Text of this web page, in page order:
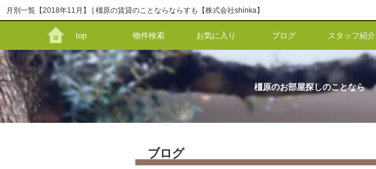
月別一覧【2018年11月】 | 橿原の賃貸のことならならすも【株式会社shinka】
top 物件検索 お気に入り ブログ スタッフ紹介
橿原のお部屋探しのことなら
ブログ